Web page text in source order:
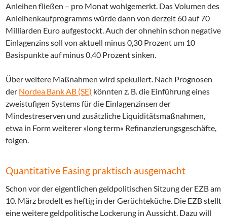
Anleihen fließen – pro Monat wohlgemerkt. Das Volumen des
Anleihenkaufprogramms würde dann von derzeit 60 auf 70
Milliarden Euro aufgestockt. Auch der ohnehin schon negative
Einlagenzins soll von aktuell minus 0,30 Prozent um 10
Basispunkte auf minus 0,40 Prozent sinken.
Über weitere Maßnahmen wird spekuliert. Nach Prognosen
der Nordea Bank AB (SE) könnten z. B. die Einführung eines
zweistufigen Systems für die Einlagenzinsen der
Mindestreserven und zusätzliche Liquiditätsmaßnahmen,
etwa in Form weiterer »long term« Refinanzierungsgeschäfte,
folgen.
Quantitative Easing praktisch ausgemacht
Schon vor der eigentlichen geldpolitischen Sitzung der EZB am
10. März brodelt es heftig in der Gerüchteküche. Die EZB stellt
eine weitere geldpolitische Lockerung in Aussicht. Dazu will